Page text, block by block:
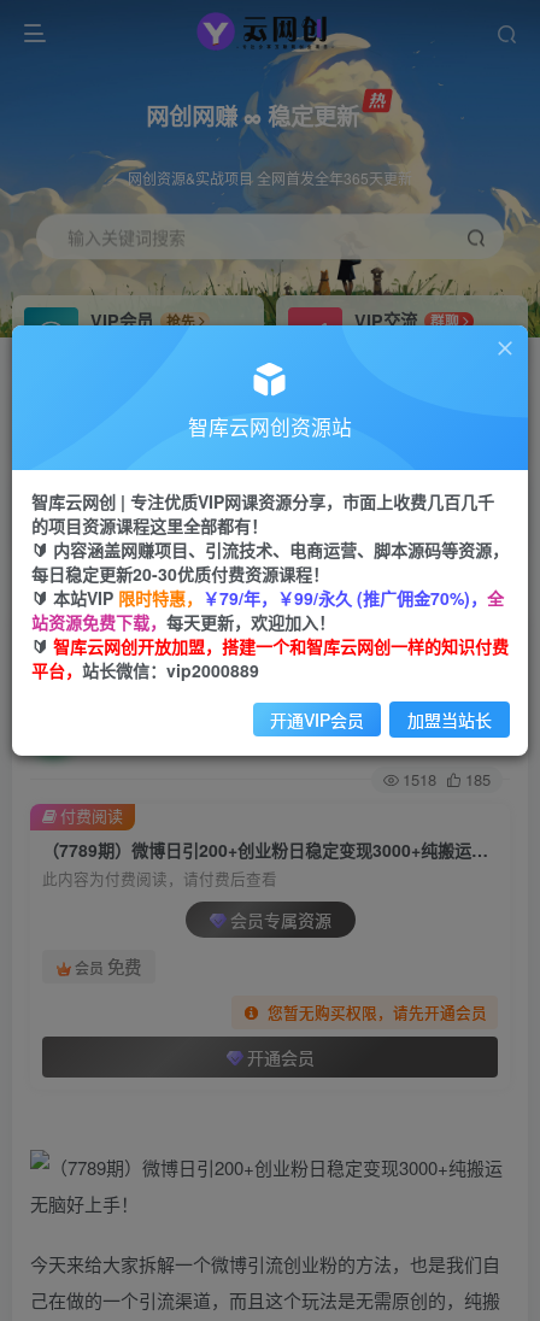
网创网赚 ∞ 稳定更新
网创资源&实战项目 全网首发全年365天更新
输入关键词搜索
VIP会员
抢先
VIP交流
群聊
研究探讨更多创业项目路子。
会员专属推广链接
网赚网创 项目
365天稳定跟新
APP下载
GO
首页 创业课程 会员专属 正文
（7789期）微博日引200+创业粉日稳定变现
3000+纯搬运无脑好上手！
关注 私信
1518 185
（7789期）微博日引200+创业粉日稳定变现3000+纯搬运无脑好上手！
此内容为付费阅读，请付费后查看
会员专属资源
会员 免费
您暂无购买权限，请先开通会员
开通会员
付费阅读
今天来给大家拆解一个微博引流创业粉的方法，也是我们自
己在做的一个引流渠道，而且这个玩法是无需原创的，纯搬
智库云网创资源站
智库云网创 | 专注优质VIP网课资源分享，市面上收费几百几千
的项目资源课程这里全部都有！
🔰 内容涵盖网赚项目、引流技术、电商运营、脚本源码等资源，
每日稳定更新20-30优质付费资源课程！
🔰 本站VIP 限时特惠， ￥79/年，￥99/永久 (推广佣金70%)， 全
站资源免费下载， 每天更新，欢迎加入！
🔰 智库云网创开放加盟，搭建一个和智库云网创一样的知识付费
平台， 站长微信：vip2000889
开通VIP会员 加盟当站长